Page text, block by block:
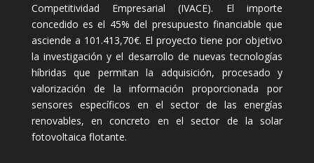
Competitividad Empresarial (IVACE). El importe
concedido es el 45% del presupuesto financiable que
asciende a 101.413,70€. El proyecto tiene por objetivo
la investigación y el desarrollo de nuevas tecnologías
híbridas que permitan la adquisición, procesado y
valorización de la información proporcionada por
sensores específicos en el sector de las energías
renovables, en concreto en el sector de la solar
fotovoltaica flotante.